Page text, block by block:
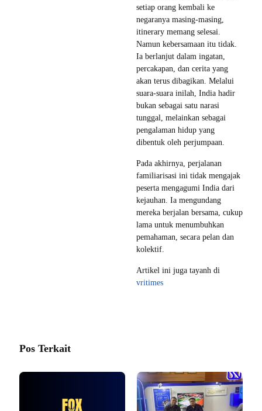
setiap orang kembali ke
negaranya masing-masing,
itinerary memang selesai.
Namun kebersamaan itu tidak.
Ia berlanjut dalam ingatan,
percakapan, dan cerita yang
akan terus dibagikan. Melalui
suara-suara inilah, India hadir
bukan sebagai satu narasi
tunggal, melainkan sebagai
pengalaman hidup yang
dibentuk oleh perjumpaan.
Pada akhirnya, perjalanan
familiarisasi ini tidak mengajak
peserta mengagumi India dari
kejauhan. Ia mengundang
mereka berjalan bersama, cukup
lama untuk menumbuhkan
pemahaman, secara pelan dan
kolektif.
Artikel ini juga tayanh di
vritimes
Pos Terkait